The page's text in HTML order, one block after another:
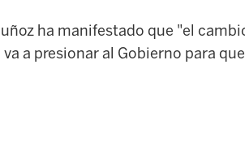
ha manifestado que "el
a presionar al Gobierno para